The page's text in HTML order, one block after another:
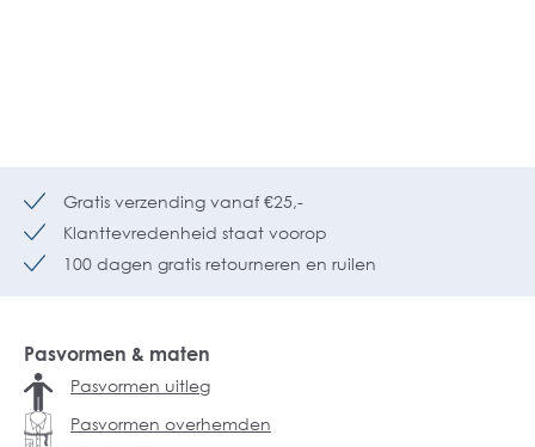
Gratis verzending vanaf €25,-
Klanttevredenheid staat voorop
100 dagen gratis retourneren en ruilen
Pasvormen & maten
Pasvormen uitleg
Pasvormen overhemden